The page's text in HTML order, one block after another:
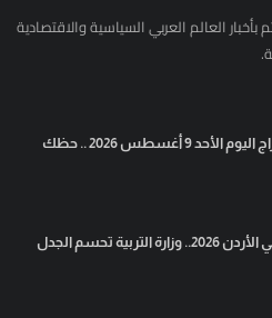
العالم العربي السياسية والاقتصادية
توقعات الأبراج اليوم الأحد 9 أغسطس 2026 .. حظك
نتائج التوجيهي الأردن 2026.. وزارة التربية تحسم الجدل